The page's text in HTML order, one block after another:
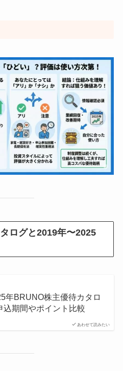
ログと2019年〜2025
あわせて読みたい
年BRUNO株主優待カタロ
込期間やポイント比較